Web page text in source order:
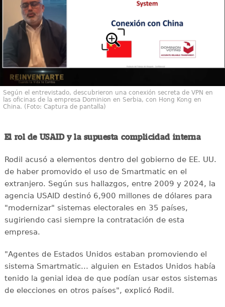
Según el entrevistado, descubrieron una conexión secreta de VPN en
las oficinas de la empresa Dominion en Serbia, con Hong Kong en
China. (Foto: Captura de pantalla)
El rol de USAID y la supuesta complicidad interna
Rodil acusó a elementos dentro del gobierno de EE. UU.
de haber promovido el uso de Smartmatic en el
extranjero. Según sus hallazgos, entre 2009 y 2024, la
agencia USAID destinó 6,900 millones de dólares para
"modernizar" sistemas electorales en 35 países,
sugiriendo casi siempre la contratación de esta
empresa.
"Agentes de Estados Unidos estaban promoviendo el
sistema Smartmatic... alguien en Estados Unidos había
tenido la genial idea de que podían usar estos sistemas
de elecciones en otros países", explicó Rodil.